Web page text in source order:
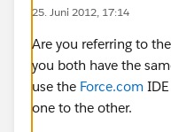
25. Juni 2012, 17:14
Are you referring to
you both have the
use the Force.com
one to the other.